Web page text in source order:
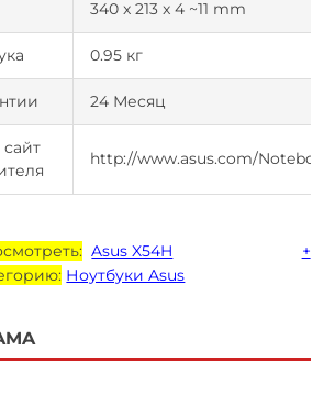
340 x 213 x 4 ~11 mm
0.95 кг
24 Месяц
http://www.asus.com/
+
Asus X54H
Ноутбуки Asus